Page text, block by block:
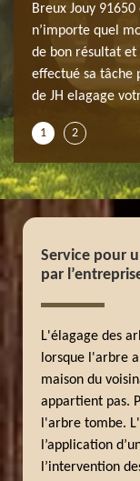
Breux Jouy
n’importe quel
de bon résultat
effectué sa tâche
de JH elagage
1 2
Service pour
par
L'élagage des
lorsque l'arbre
maison du
appartient pas.
l'arbre tombe.
l’application
l’intervention